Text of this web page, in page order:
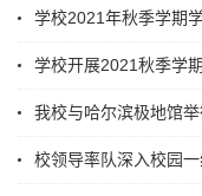
学校2021年秋季学期
学校开展2021秋季学